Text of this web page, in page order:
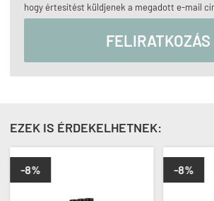
hogy értesítést küldjenek a megadott e-mail
FELIRATKOZÁS
EZEK IS ÉRDEKELHETNEK:
-8% -8%